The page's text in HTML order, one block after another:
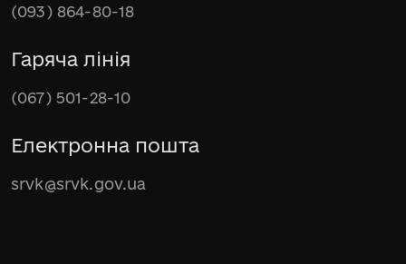
(093) 864-80-18
Гаряча лінія
(067) 501-28-10
Електронна пошта
srvk@srvk.gov.ua